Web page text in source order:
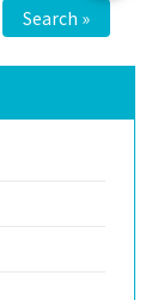
Search »